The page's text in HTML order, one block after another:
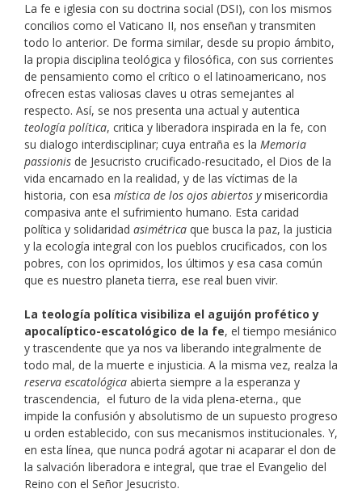
La fe e iglesia con su doctrina social (DSI), con los mismos
concilios como el Vaticano II, nos enseñan y transmiten
todo lo anterior. De forma similar, desde su propio ámbito,
la propia disciplina teológica y filosófica, con sus corrientes
de pensamiento como el crítico o el latinoamericano, nos
ofrecen estas valiosas claves u otras semejantes al
respecto. Así, se nos presenta una actual y autentica
teología política, critica y liberadora inspirada en la fe, con
su dialogo interdisciplinar; cuya entraña es la Memoria
passionis de Jesucristo crucificado-resucitado, el Dios de la
vida encarnado en la realidad, y de las víctimas de la
historia, con esa mística de los ojos abiertos ymisericordia
compasiva ante el sufrimiento humano. Esta caridad
política y solidaridad asimétrica que busca la paz, la justicia
y la ecología integral con los pueblos crucificados, con los
pobres, con los oprimidos, los últimos y esa casa común
que es nuestro planeta tierra, ese real buen vivir.
La teología política visibiliza el aguijón profético y
apocalíptico-escatológico de la fe, el tiempo mesiánico
y trascendente que ya nos va liberando integralmente de
todo mal, de la muerte e injusticia. A la misma vez, realza la
reserva escatológica abierta siempre a la esperanza y
trascendencia, el futuro de la vida plena-eterna., que
impide la confusión y absolutismo de un supuesto progreso
u orden establecido, con sus mecanismos institucionales. Y,
en esta línea, que nunca podrá agotar ni acaparar el don de
la salvación liberadora e integral, que trae el Evangelio del
Reino con el Señor Jesucristo.